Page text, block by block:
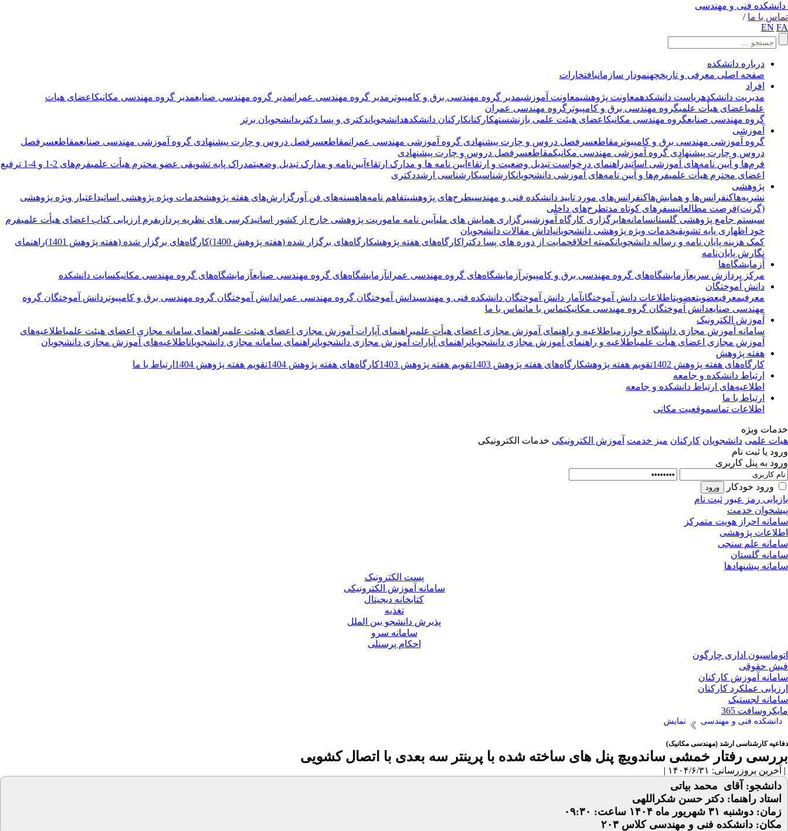
دانشکده فنی و مهندسی
تماس با ما /
EN FA
درباره دانشکده
صفحه اصلی معرفی و تاریخچهنمودار سازمانیافتخارات
افراد
مدیریت دانشکدهریاست دانشکدهمعاونت پژوهشیمعاونت آموزشیمدیر گروه مهندسی برق و کامپیوتر مدیر گروه مهندسی عمرانمدیر گروه مهندسی صنایعمدیر گروه مهندسی مکانیکاعضای هیات
علمیاعضای هیأت علمیگروه مهندسی برق و کامپیوتر گروه مهندسی عمران
گروه مهندسی صنایعگروه مهندسی مکانیکاعضای هیئت علمی بازنشستهکارکنانکارکنان دانشکدهدانشجویاندکتری و پسا دکتریدانشجویان برتر
آموزشی
گروه آموزشی مهندسی برق و کامپیوتر مقاطعسرفصل دروس و چارت پیشنهادی گروه آموزشی مهندسی عمرانمقاطعسرفصل دروس و چارت پیشنهادی گروه آموزشی مهندسی صنایعمقاطعسرفصل
دروس و چارت پیشنهادی گروه آموزشی مهندسی مکانیکمقاطعسرفصل دروس و چارت پیشنهادی
فرم‌ها و آیین نامه‌های آموزشی اساتیدراهنمای درخواست تبدیل وضعیت و ارتقاء آیین نامه ها و مدارک ارتقاء آیین‌نامه و مدارک تبدیل وضعیتمدراک پایه تشویقی عضو محترم هیأت علمی
فرم‌های 2-1 و 4-1 ترفیع
اعضای محترم هیأت علمیفرم‌ها و آیین نامه‌های آموزشی دانشجویانکارشناسیکارشناسی ارشددکتری
پژوهشی
نشریه‌هاکنفرانس‌ها و همایش‌هاکنفرانس‌های مورد تایید دانشکده فنی و مهندسیطرح‌های پژوهشیتفاهم نامه‌هاهسته‌های فن آور گزارش‌های هفته پژوهشخدمات ویژه پژوهشی اساتید اعتبار ویژه پژوهشی
(گرنت)فرصت مطالعاتیسفرهای کوتاه مدتطرح‌های داخلی
سیستم جامع پژوهشی گلستانسامانه‌هابرگزاری کارگاه آموزشیبرگزاری همایش های ملیآیین نامه ماموریت پژوهشی خارج از کشور اساتیدکرسی های نظریه پردازیفرم ارزیابی کتاب اعضای هیأت علمیفرم
خود اظهاری پایه تشویقیخدمات ویژه پژوهشی دانشجویانپاداش مقالات دانشجویان
کمک هزینه پایان نامه و رساله دانشجویانکمیته اخلاقحمایت از دوره های پسا دکترا کارگاه‌های هفته پژوهشکارگاه‌های برگزار شده (هفته پژوهش 1400) کارگاه‌های برگزار شده (هفته پژوهش 1401)
راهنمای
نگارش پایان‌نامه
آزمایشگاه‌ها
مرکز پردازش سریعآزمایشگاه‌های گروه مهندسی برق و کامپیوتر آزمایشگاه‌های گروه مهندسی عمرانآزمایشگاه‌های گروه مهندسی صنایعآزمایشگاه‌های گروه مهندسی مکانیکسایت دانشکده
دانش آموختگان
معرفیمعرفیعضویتعضویتاطلاعات دانش آموختگانآمار دانش آموختگان دانشکده فنی و مهندسیدانش آموختگان گروه مهندسی عمراندانش آموختگان گروه مهندسی برق و کامپیوتر دانش آموختگان گروه
مهندسی صنایعدانش آموختگان گروه مهندسی مکانیکتماس با ماتماس با ما
آموزش الکترونیک
سامانه آموزش مجازی دانشگاه خوارزمیاطلاعیه و راهنمای آموزش مجازی اعضای هیأت علمیراهنمای آپارات آموزش مجازی اعضای هیئت علمیراهنمای سامانه مجازی اعضای هیئت علمیاطلاعیه‌‌های
آموزش مجازی اعضای هیأت علمیاطلاعیه و راهنمای آموزش مجازی دانشجویانراهنمای آپارات آموزش مجازی دانشجویانراهنمای سامانه مجازی دانشجویاناطلاعیه‌‌های آموزش مجازی دانشجویان
هفته پژوهش
کارگاه‌های هفته پژوهش 1402
تقویم هفته پژوهشکارگاه‌های هفته پژوهش 1403 تقویم هفته پژوهش 1403 کارگاه‌های هفته پژوهش 1404 تقویم هفته پژوهش 1404
ارتباط با ما
ارتباط دانشکده و جامعه
اطلاعیه‌های ارتباط دانشکده و جامعه
ارتباط با ما
اطلاعات تماسموقعیت مکانی
خدمات ویژه
هیات علمی دانشجویان کارکنان میز خدمت آموزش الکترونیکی خدمات الکترونیکی
ورود یا ثبت نام
ورود به پنل کاربری
ورود خودکار
بازیابی رمز عبور ثبت نام
پیشخوان خدمت
سامانه احراز هویت متمرکز
اطلاعات پژوهشی
سامانه علم سنجی
سامانه گلستان
سامانه پیشنهادها
پست الکترونیک
سامانه آموزش الکترونیکی
کتابخانه دیجیتال
تغذیه
پذیرش دانشجو بین الملل
سامانه سرو
احکام پرسنلی
اتوماسیون اداری چارگون
فیش حقوقی
سامانه آموزش کارکنان
ارزیابی عملکرد کارکنان
سامانه لجستیک
مایکروسافت 365
دانشکده فنی و مهندسی نمایش
دفاعیه کارشناسی ارشد (مهندسی مکانیک)
بررسی رفتار خمشی ساندویچ پنل های ساخته شده با پرینتر سه بعدی با اتصال کشویی
| آخرین بروزرسانی: ۱۴۰۴/۶/۳۱ |
دانشجو: آقای محمد بیاتی
استاد راهنما: دکتر حسن شکراللهی
زمان: دوشنبه ۳۱ شهریور ماه ۱۴۰۴ ساعت: ۰۹:۳۰
مکان: دانشکده فنی و مهندسی کلاس ۲۰۳